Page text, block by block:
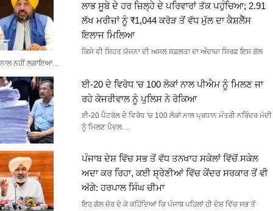
ਲਾਭ ਸੂਬੇ ਦੇ ਹਰ ਜ਼ਿਲ੍ਹੇ ਦੇ ਪਰਿਵਾਰਾਂ ਤੱਕ ਪਹੁੰਚਿਆ; 2.91
ਲੱਖ ਮਰੀਜ਼ਾਂ ਨੂੰ ₹1,044 ਕਰੋੜ ਤੋਂ ਵੱਧ ਮੁੱਲ ਦਾ ਕੈਸ਼ਲੈੱਸ
ਇਲਾਜ ਮਿਲਿਆ
ਕਿਸੇ ਵੀ ਸਿਹਤ ਯੋਜਨਾ ਦੀ ਅਸਲ ਸਫ਼ਲਤਾ ਦਾ ਅੰਦਾਜ਼ਾ ਸਿਰਫ਼ ਇਸ ਗੱਲ
ਨਾਲ ਨਹੀਂ ਲਗਾਇਆ…
ਈ-20 ਦੇ ਵਿਰੋਧ ‘ਚ 100 ਲੋਕਾਂ ਨਾਲ ਪੀਐਮ ਨੂੰ ਮਿਲਣ ਜਾ
ਰਹੇ ਕੇਜਰੀਵਾਲ ਨੂੰ ਪੁਲਿਸ ਨੇ ਰੋਕਿਆ
ਈ-20 ਪੈਟਰੋਲ ਦੇ ਵਿਰੋਧ 'ਚ 100 ਲੋਕਾਂ ਨਾਲ ਪ੍ਰਧਾਨ ਮੰਤਰੀ ਨਰਿੰਦਰ ਮੋਦੀ
ਨੂੰ ਮਿਲਣ ਪੈਦਲ…
ਪੰਜਾਬ ਦੇਸ਼ ਵਿੱਚ ਸਭ ਤੋਂ ਵੱਧ ਤਨਖਾਹ ਸਕੇਲਾਂ ਵਿੱਚੋਂ ਸਕੇਲ
ਅਦਾ ਕਰ ਰਿਹਾ, ਕਈ ਸ਼੍ਰੇਣੀਆਂ ਵਿੱਚ ਕੇਂਦਰ ਸਰਕਾਰ ਤੋਂ ਵੀ
ਅੱਗੇ: ਹਰਪਾਲ ਸਿੰਘ ਚੀਮਾ
ਇਹ ਗੱਲ ਜ਼ੋਰ ਦੇ ਕੇ ਕਹਿੰਦਿਆਂ ਕਿ ਪੰਜਾਬ ਪਹਿਲਾਂ ਹੀ ਦੇਸ਼ ਵਿੱਚ ਸਭ ਤੋਂ